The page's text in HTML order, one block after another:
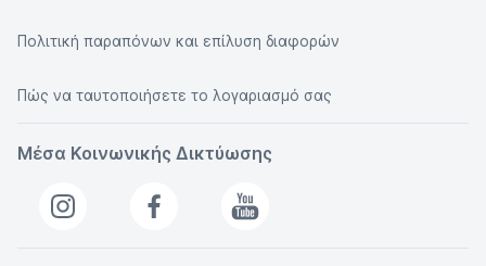
Πολιτική παραπόνων και επίλυση διαφορών
Πώς να ταυτοποιήσετε το λογαριασμό σας
Μέσα Κοινωνικής Δικτύωσης